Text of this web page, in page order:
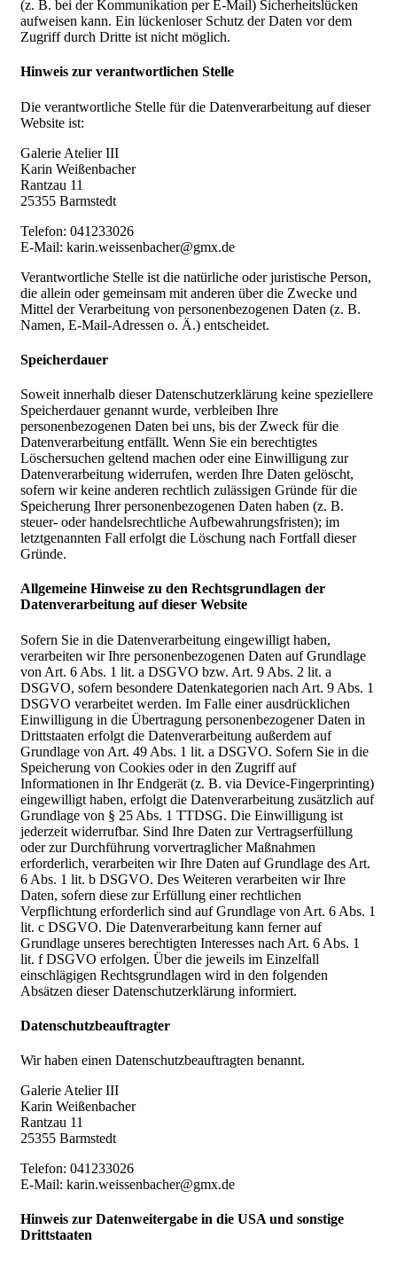
(z. B. bei der Kommunikation per E-Mail) Sicherheitslücken
aufweisen kann. Ein lückenloser Schutz der Daten vor dem
Zugriff durch Dritte ist nicht möglich.
Hinweis zur verantwortlichen Stelle
Die verantwortliche Stelle für die Datenverarbeitung auf dieser
Website ist:
Galerie Atelier III
Karin Weißenbacher
Rantzau 11
25355 Barmstedt
Telefon: 041233026
E-Mail: karin.weissenbacher@gmx.de
Verantwortliche Stelle ist die natürliche oder juristische Person,
die allein oder gemeinsam mit anderen über die Zwecke und
Mittel der Verarbeitung von personenbezogenen Daten (z. B.
Namen, E-Mail-Adressen o. Ä.) entscheidet.
Speicherdauer
Soweit innerhalb dieser Datenschutzerklärung keine speziellere
Speicherdauer genannt wurde, verbleiben Ihre
personenbezogenen Daten bei uns, bis der Zweck für die
Datenverarbeitung entfällt. Wenn Sie ein berechtigtes
Löschersuchen geltend machen oder eine Einwilligung zur
Datenverarbeitung widerrufen, werden Ihre Daten gelöscht,
sofern wir keine anderen rechtlich zulässigen Gründe für die
Speicherung Ihrer personenbezogenen Daten haben (z. B.
steuer- oder handelsrechtliche Aufbewahrungsfristen); im
letztgenannten Fall erfolgt die Löschung nach Fortfall dieser
Gründe.
Allgemeine Hinweise zu den Rechtsgrundlagen der
Datenverarbeitung auf dieser Website
Sofern Sie in die Datenverarbeitung eingewilligt haben,
verarbeiten wir Ihre personenbezogenen Daten auf Grundlage
von Art. 6 Abs. 1 lit. a DSGVO bzw. Art. 9 Abs. 2 lit. a
DSGVO, sofern besondere Datenkategorien nach Art. 9 Abs. 1
DSGVO verarbeitet werden. Im Falle einer ausdrücklichen
Einwilligung in die Übertragung personenbezogener Daten in
Drittstaaten erfolgt die Datenverarbeitung außerdem auf
Grundlage von Art. 49 Abs. 1 lit. a DSGVO. Sofern Sie in die
Speicherung von Cookies oder in den Zugriff auf
Informationen in Ihr Endgerät (z. B. via Device-Fingerprinting)
eingewilligt haben, erfolgt die Datenverarbeitung zusätzlich auf
Grundlage von § 25 Abs. 1 TTDSG. Die Einwilligung ist
jederzeit widerrufbar. Sind Ihre Daten zur Vertragserfüllung
oder zur Durchführung vorvertraglicher Maßnahmen
erforderlich, verarbeiten wir Ihre Daten auf Grundlage des Art.
6 Abs. 1 lit. b DSGVO. Des Weiteren verarbeiten wir Ihre
Daten, sofern diese zur Erfüllung einer rechtlichen
Verpflichtung erforderlich sind auf Grundlage von Art. 6 Abs. 1
lit. c DSGVO. Die Datenverarbeitung kann ferner auf
Grundlage unseres berechtigten Interesses nach Art. 6 Abs. 1
lit. f DSGVO erfolgen. Über die jeweils im Einzelfall
einschlägigen Rechtsgrundlagen wird in den folgenden
Absätzen dieser Datenschutzerklärung informiert.
Datenschutz­beauftragter
Wir haben einen Datenschutzbeauftragten benannt.
Galerie Atelier III
Karin Weißenbacher
Rantzau 11
25355 Barmstedt
Telefon: 041233026
E-Mail: karin.weissenbacher@gmx.de
Hinweis zur Datenweitergabe in die USA und sonstige
Drittstaaten